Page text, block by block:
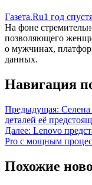
Газета.Ru1 год
На фоне
позволяющего
о мужчинах,
данных.
Навигация
Предыдущая: Селена
деталей её
Далее: Lenovo
Pro с мощным
Похожие